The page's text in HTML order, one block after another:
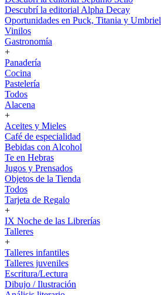
Descubrí la editorial Alpha Decay
Oportunidades en Puck, Titania y Umbriel
Vinilos
Gastronomía
+
Panadería
Cocina
Pastelería
Todos
Alacena
+
Aceites y Mieles
Café de especialidad
Bebidas con Alcohol
Te en Hebras
Jugos y Prensados
Objetos de la Tienda
Todos
Tarjeta de Regalo
+
IX Noche de las Librerías
Talleres
+
Talleres infantiles
Talleres juveniles
Escritura/Lectura
Dibujo / Ilustración